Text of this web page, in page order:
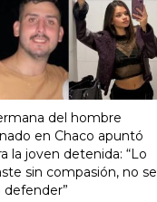
del hombre
en Chaco apuntó
la joven detenida: “Lo
sin compasión, no se
defender”